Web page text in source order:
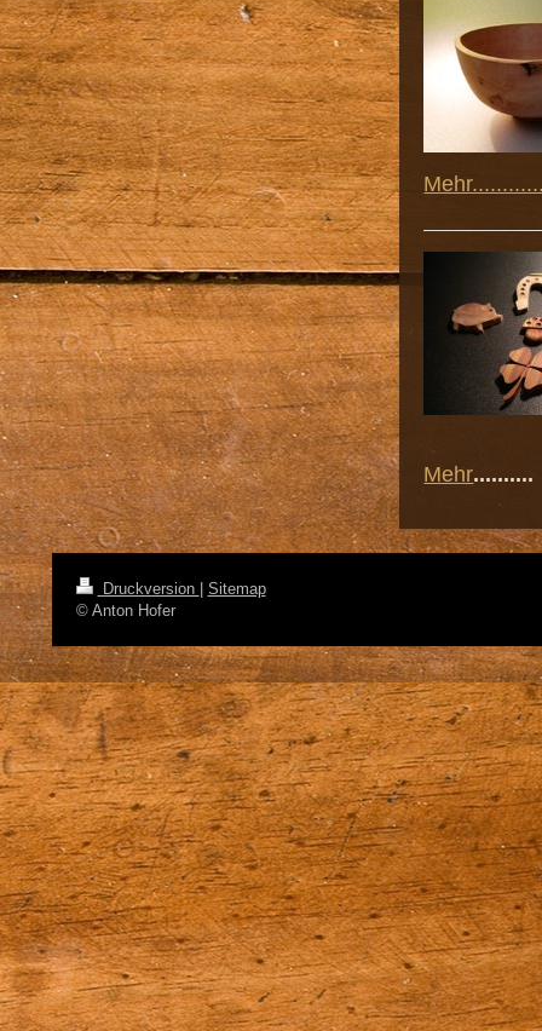
Mehr..........
Druckversion
Sitemap
© Anton Hofer